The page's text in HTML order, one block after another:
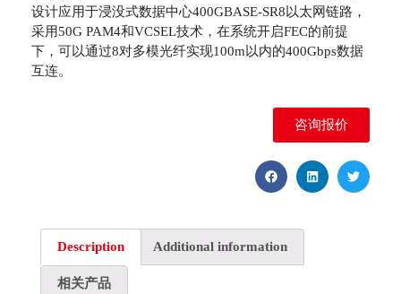
设计应用于浸没式数据中心400GBASE-SR8以太网链路，
采用50G PAM4和VCSEL技术，在系统开启FEC的前提
下，可以通过8对多模光纤实现100m以内的400Gbps数据
互连。
咨询报价
Description Additional information
相关产品